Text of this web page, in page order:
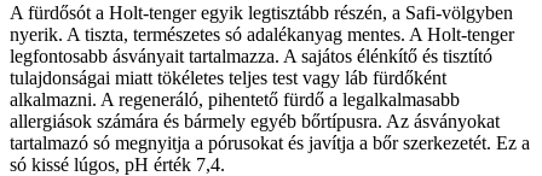
A fürdősót a Holt-tenger egyik legtisztább részén, a Safi-völgyben
nyerik. A tiszta, természetes só adalékanyag mentes. A Holt-tenger
legfontosabb ásványait tartalmazza. A sajátos élénkítő és tisztító
tulajdonságai miatt tökéletes teljes test vagy láb fürdőként
alkalmazni. A regeneráló, pihentető fürdő a legalkalmasabb
allergiások számára és bármely egyéb bőrtípusra. Az ásványokat
tartalmazó só megnyitja a pórusokat és javítja a bőr szerkezetét. Ez a
só kissé lúgos, pH érték 7,4.